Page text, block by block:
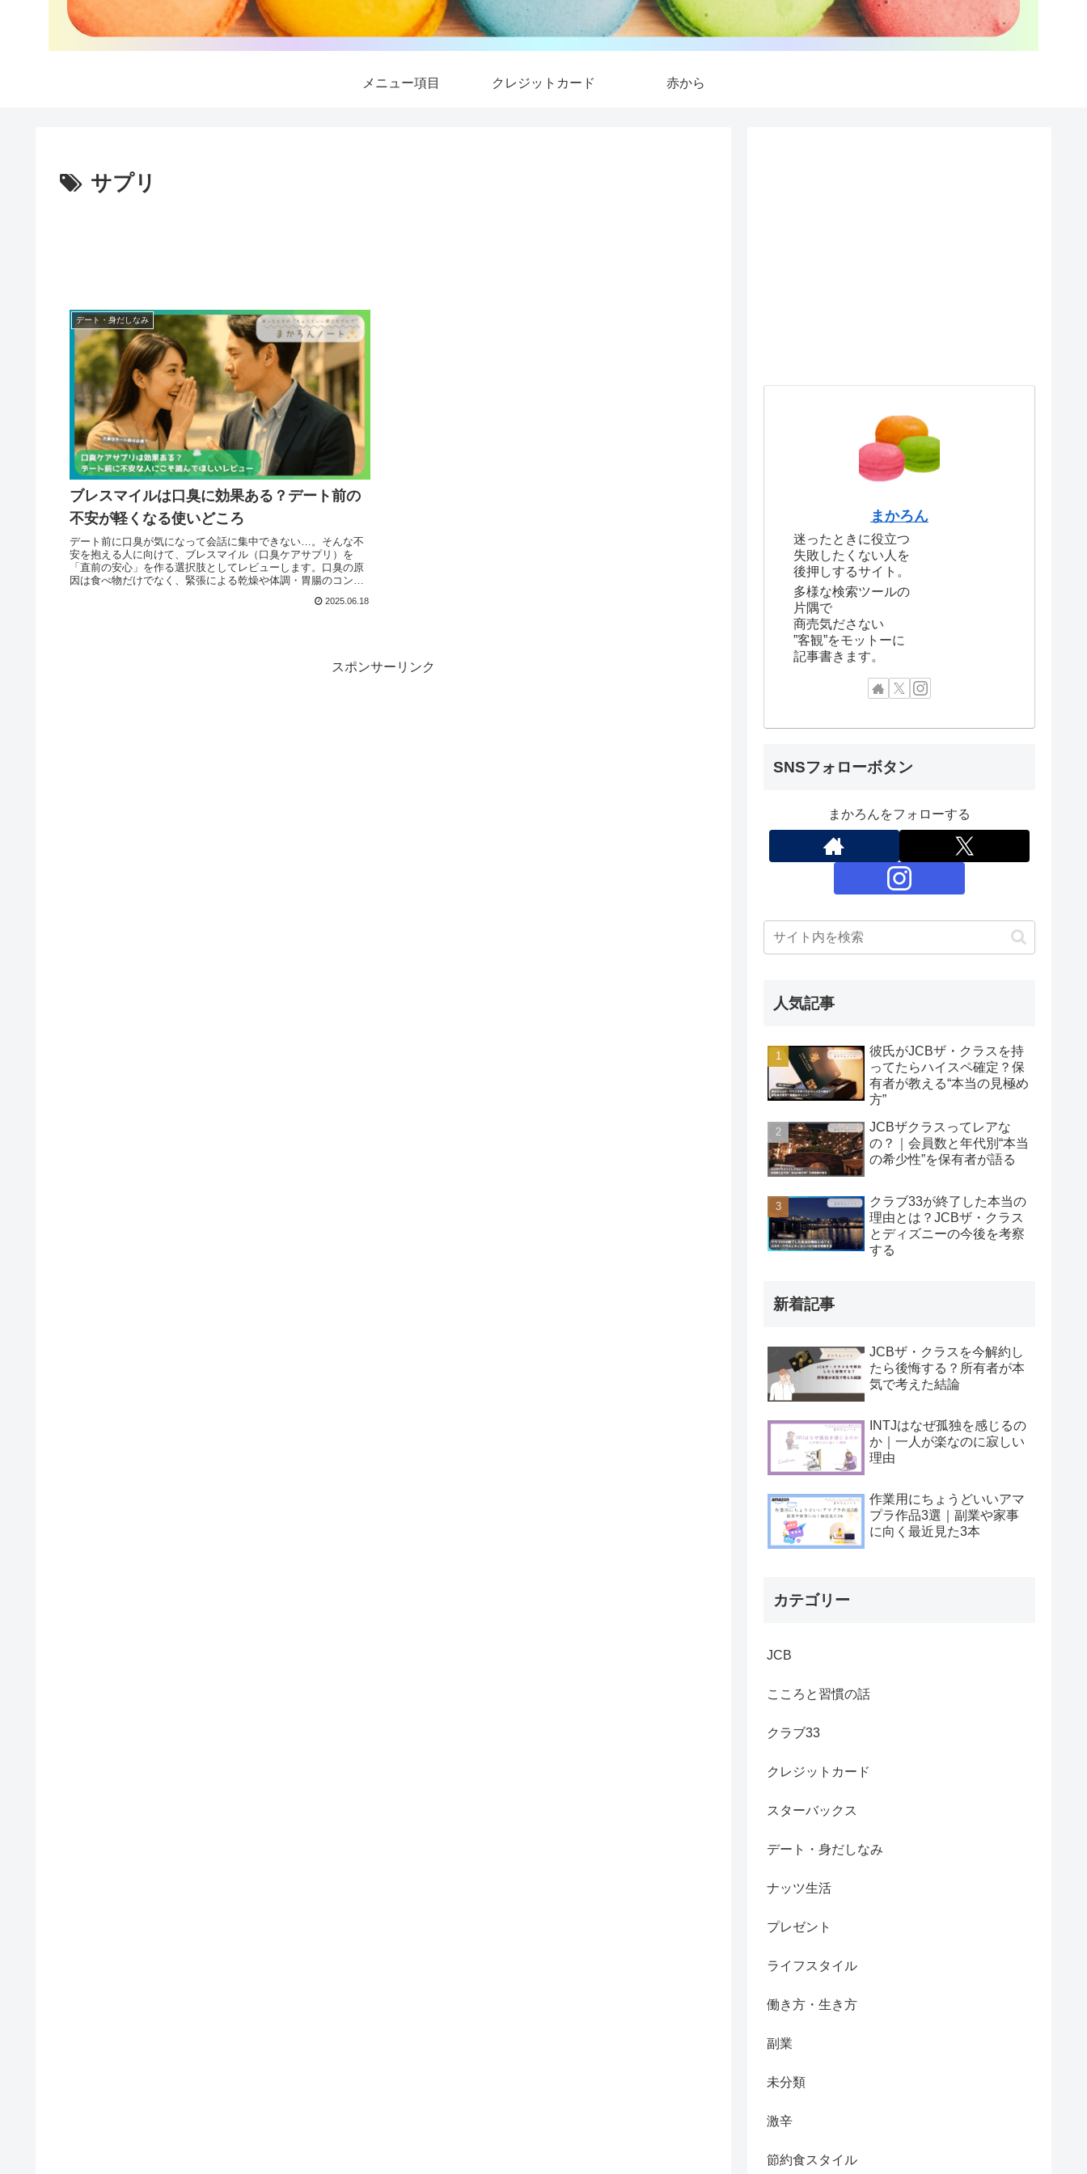
メニュー項目 クレジットカード 赤から
サプリ
デート・身だしなみ
ブレスマイルは口臭に効果ある？デート前の
不安が軽くなる使いどころ
デート前に口臭が気になって会話に集中できない…。そんな不
安を抱える人に向けて、ブレスマイル（口臭ケアサプリ）を
「直前の安心」を作る選択肢としてレビューします。口臭の原
因は食べ物だけでなく、緊張による乾燥や体調・胃腸のコンデ
金保証の考え方まで、期待値を上げすぎずに判断できるよう整
2025.06.18
スポンサーリンク
まかろん
迷ったときに役立つ
失敗したくない人を
後押しするサイト。
多様な検索ツールの
片隅で
商売気ださない
”客観”をモットーに
記事書きます。
SNSフォローボタン
まかろんをフォローする
人気記事
彼氏がJCBザ・クラスを持
ってたらハイスペ確定？保
有者が教える“本当の見極め
方”
JCBザクラスってレアな
の？｜会員数と年代別“本当
の希少性”を保有者が語る
クラブ33が終了した本当の
理由とは？JCBザ・クラス
とディズニーの今後を考察
する
新着記事
JCBザ・クラスを今解約し
たら後悔する？所有者が本
気で考えた結論
INTJはなぜ孤独を感じるの
か｜一人が楽なのに寂しい
理由
作業用にちょうどいいアマ
プラ作品3選｜副業や家事
に向く最近見た3本
カテゴリー
JCB
こころと習慣の話
クラブ33
クレジットカード
スターバックス
デート・身だしなみ
ナッツ生活
プレゼント
ライフスタイル
働き方・生き方
副業
未分類
激辛
節約食スタイル